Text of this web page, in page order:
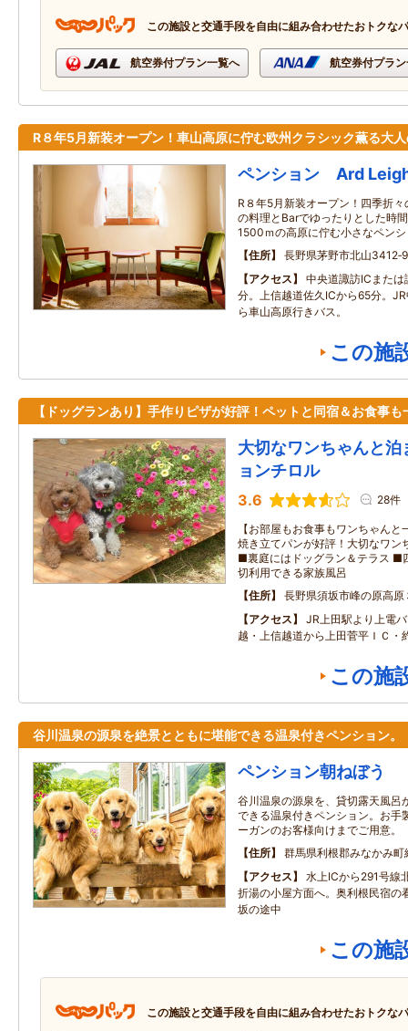
この施設と交通手段を自由に組み合わせたおトクな
航空券付プラン一覧へ 航空券付プラ
R８年5月新装オープン！車山高原に佇む欧州クラシック薫る大
ペンション Ard
R８年5月新装オープン！四季折
の料理とBarでゆったりとした時
1500ｍの高原に佇む小さなペン
住所
長野県茅野市北山
アクセス
中央道諏訪ICまた
分。上信越道佐久ICから65分。
ら車山高原行きバス。
この施
【ドッグランあり】手作りピザが好評！ペットと同宿＆お食事も
大切なワンちゃんと
ョンチロル
3.6 28件
【お部屋もお食事もワンちゃん
焼き立てパンが好評！大切なワン
■裏庭にはドッグラン＆テラス ■
切利用できる家族風呂
住所
長野県須坂市峰の原高
アクセス
JR上田駅より上電
越・上信越道から上田菅平ＩＣ・
この施
谷川温泉の源泉を絶景とともに堪能できる温泉付きペンション。
ペンション朝ねぼう
谷川温泉の源泉を、貸切露天風呂
できる温泉付きペンション。お手
ーガンのお客様向けまでご用意。
住所
群馬県利根郡みなかみ
アクセス
水上ICから291号線
折湯の小屋方面へ。奥利根民宿の
坂の途中
この施
この施設と交通手段を自由に組み合わせたおトクな